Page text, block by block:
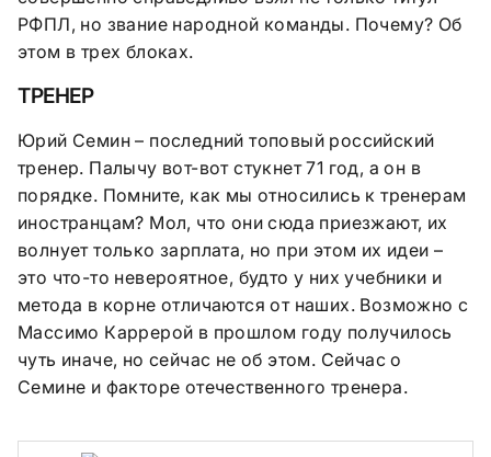
РФПЛ, но звание народной команды. Почему? Об
этом в трех блоках.
ТРЕНЕР
Юрий Семин – последний топовый российский
тренер. Палычу вот-вот стукнет 71 год, а он в
порядке. Помните, как мы относились к тренерам
иностранцам? Мол, что они сюда приезжают, их
волнует только зарплата, но при этом их идеи –
это что-то невероятное, будто у них учебники и
метода в корне отличаются от наших. Возможно с
Массимо Каррерой в прошлом году получилось
чуть иначе, но сейчас не об этом. Сейчас о
Семине и факторе отечественного тренера.